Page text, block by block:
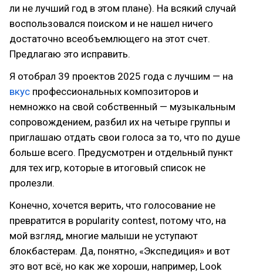
ли не лучший год в этом плане). На всякий случай
воспользовался поиском и не нашел ничего
достаточно всеобъемлющего на этот счет.
Предлагаю это исправить.
Я отобрал 39 проектов 2025 года с лучшим — на
вкус профессиональных композиторов и
немножко на свой собственный — музыкальным
сопровождением, разбил их на четыре группы и
приглашаю отдать свои голоса за то, что по душе
больше всего. Предусмотрен и отдельный пункт
для тех игр, которые в итоговый список не
пролезли.
Конечно, хочется верить, что голосование не
превратится в popularity contest, потому что, на
мой взгляд, многие малыши не уступают
блокбастерам. Да, понятно, «Экспедиция» и вот
это вот всё, но как же хороши, например, Look